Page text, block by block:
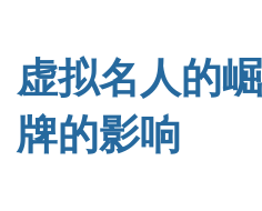
虚拟名人的
牌的影响